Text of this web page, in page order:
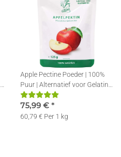
Apple Pectine Poeder | 100%
Puur | Alternatief voor Gelatine
| 10x125g
75,99 € *
60,79 € Per 1 kg